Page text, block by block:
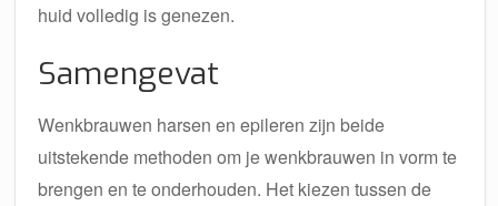
huid volledig is genezen.
Samengevat
Wenkbrauwen harsen en epileren zijn beide
uitstekende methoden om je wenkbrauwen in vorm te
brengen en te onderhouden. Het kiezen tussen de